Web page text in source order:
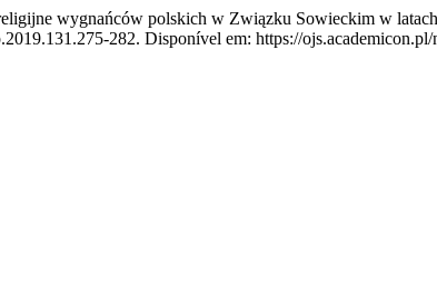
wygnańców polskich w Związku Sowieckim w
282. Disponível em: https://